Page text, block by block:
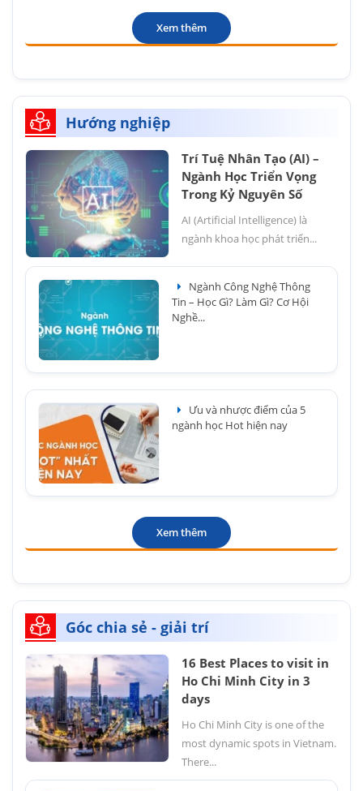
Xem thêm
Hướng nghiệp
Trí Tuệ Nhân Tạo (AI) –
Ngành Học Triển Vọng
Trong Kỷ Nguyên Số
AI (Artificial Intelligence) là
ngành khoa học phát triển...
Ngành Công Nghệ Thông
Tin – Học Gì? Làm Gì? Cơ Hội
Nghề...
Ưu và nhược điểm của 5
ngành học Hot hiện nay
Xem thêm
Góc chia sẻ - giải trí
16 Best Places to visit in
Ho Chi Minh City in 3
days
Ho Chi Minh City is one of the
most dynamic spots in Vietnam.
There...